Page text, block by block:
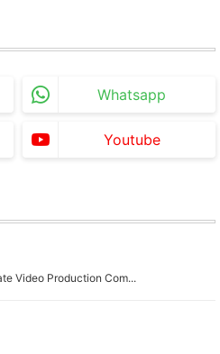
Whatsapp
Youtube
Video Production Com...